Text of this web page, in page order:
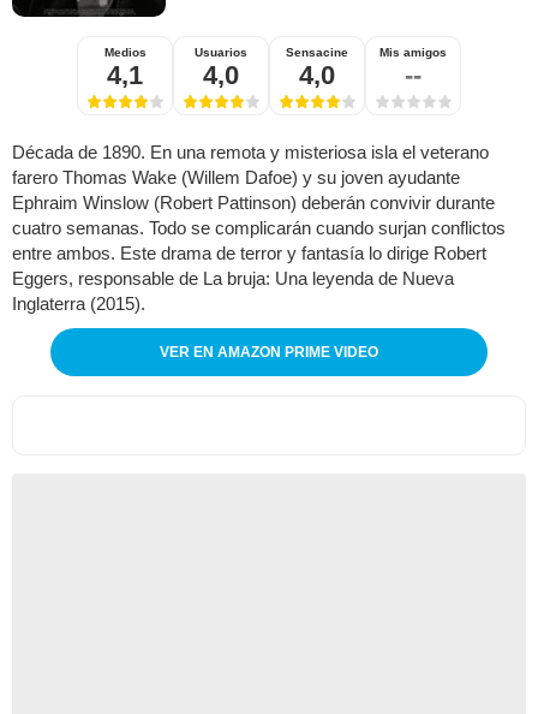
Medios
4,1
Usuarios
4,0
Sensacine
4,0
Mis amigos
--
Década de 1890. En una remota y misteriosa isla el veterano
farero Thomas Wake (Willem Dafoe) y su joven ayudante
Ephraim Winslow (Robert Pattinson) deberán convivir durante
cuatro semanas. Todo se complicarán cuando surjan conflictos
entre ambos. Este drama de terror y fantasía lo dirige Robert
Eggers, responsable de La bruja: Una leyenda de Nueva
Inglaterra (2015).
VER EN AMAZON PRIME VIDEO